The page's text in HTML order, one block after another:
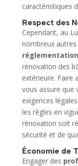
caractéristiques
Respect des
Cependant, au
nombreux
rénovation des
extérieure. Faire
vous assure
exigences
les règles en
rénovation soit
sécurité et de
Économie de
Engager des